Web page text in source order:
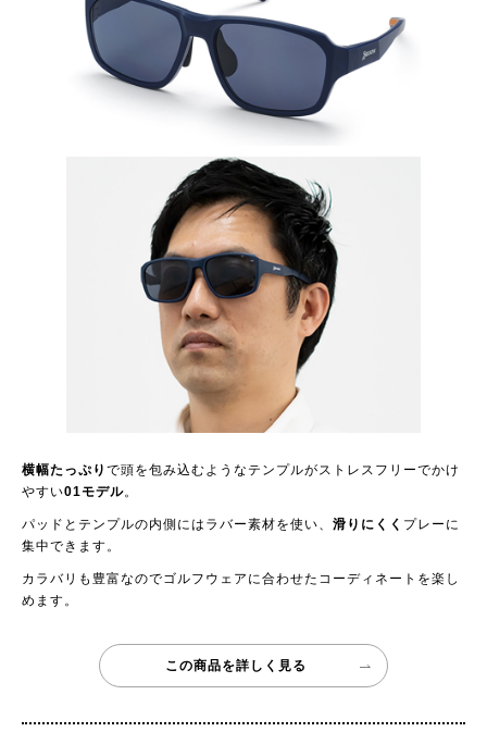
横幅たっぷり で頭を包み込むようなテンプルがストレスフリーでかけ
やすい01モデル。
パッドとテンプルの内側にはラバー素材を使い、 滑りにくく プレーに
集中できます。
カラバリも豊富なのでゴルフウェアに合わせたコーディネートを楽し
めます。
この商品を詳しく見る